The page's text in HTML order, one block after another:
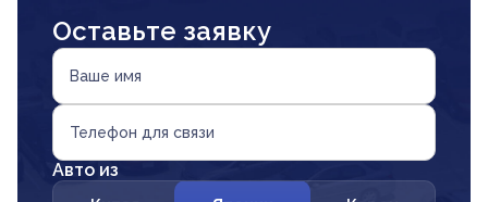
Оставьте заявку
Ваше имя
Телефон для связи
Авто из